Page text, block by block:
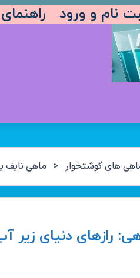
نام و ورود
های گوشتخوار < ماهی نایف یا
رازهای دنیای